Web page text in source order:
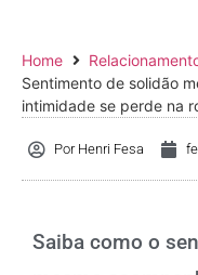
Home
Sentimento de solidão
intimidade se perde na
PorHenri Fesa
Saiba como o